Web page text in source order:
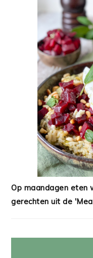
Op maandagen eten
gerechten uit de